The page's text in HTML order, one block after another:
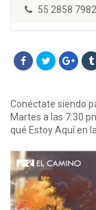
55 2858 7982
Conéctate siendo
Martes a las 7:30
qué Estoy Aquí en